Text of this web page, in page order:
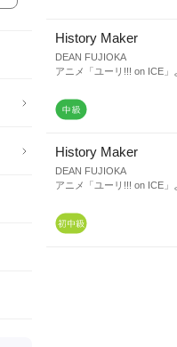
History Maker
DEAN FUJIOKA
アニメ「ユーリ!!! on ICE」
History Maker
DEAN FUJIOKA
アニメ「ユーリ!!! on ICE」